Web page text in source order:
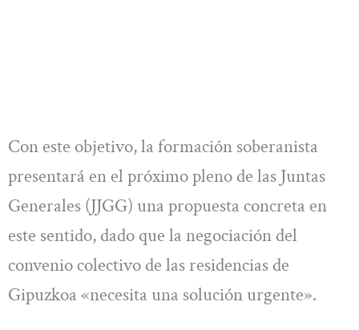
Con este objetivo, la formación soberanista
presentará en el próximo pleno de las Juntas
Generales (JJGG) una propuesta concreta en
este sentido, dado que la negociación del
convenio colectivo de las residencias de
Gipuzkoa «necesita una solución urgente».